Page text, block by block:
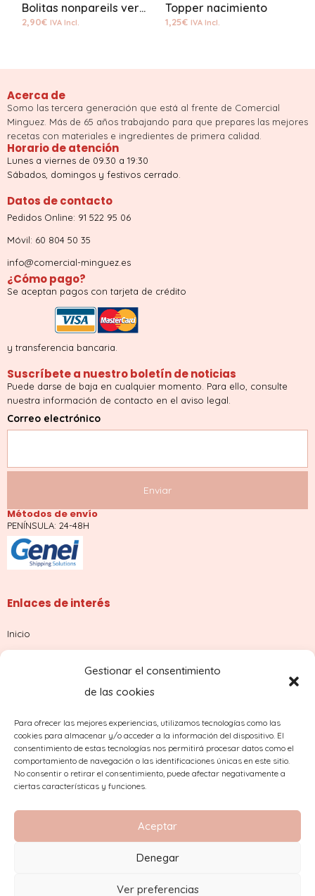
Gestionar el consentimiento
de las cookies
Para ofrecer las mejores experiencias, utilizamos tecnologías como las
cookies para almacenar y/o acceder a la información del dispositivo. El
consentimiento de estas tecnologías nos permitirá procesar datos como el
comportamiento de navegación o las identificaciones únicas en este sitio.
No consentir o retirar el consentimiento, puede afectar negativamente a
ciertas características y funciones.
Aceptar
Denegar
Ver preferencias
Bolitas nonpareils verde
2,90€ IVA Incl.
Topper nacimiento
1,25€ IVA Incl.
Acerca de
Somo las tercera generación que está al frente de Comercial
Minguez. Más de 65 años trabajando para que prepares las mejores
recetas con materiales e ingredientes de primera calidad.
Horario de atención
Lunes a viernes de 09.30 a 19:30
Sábados, domingos y festivos cerrado.
Datos de contacto
Pedidos Online: 91 522 95 06
Móvil: 60 804 50 35
info@comercial-minguez.es
¿Cómo pago?
Se aceptan pagos con tarjeta de crédito
y transferencia bancaria.
Suscríbete a nuestro boletín de noticias
Puede darse de baja en cualquier momento. Para ello, consulte
nuestra información de contacto en el aviso legal.
Correo electrónico
Métodos de envío
PENÍNSULA: 24-48H
Enlaces de interés
Inicio
¿Dudas con tu pedido?
2023 Copyright © Comercial Mínguez
Condiciones de compra